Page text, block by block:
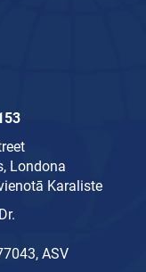
Londona
Karaliste
ASV